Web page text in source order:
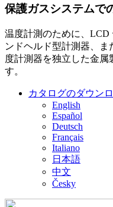
保護ガスシステムで
温度計測のために、LCD
ンドヘルド型計測器、
度計測器を独立した金属
す。
カタログのダウン
English
Español
Deutsch
Français
Italiano
日本語
中文
Česky